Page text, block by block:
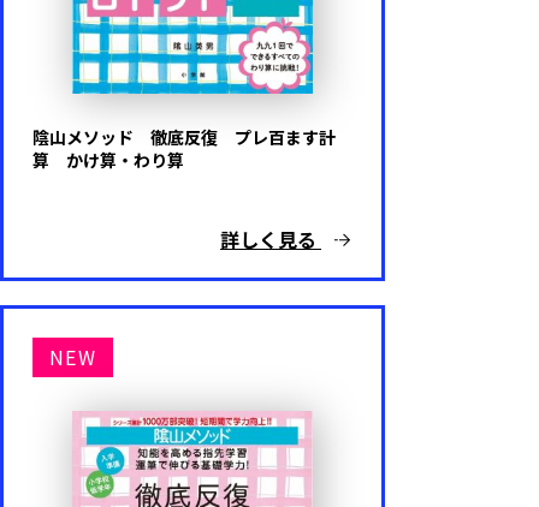
陰山メソッド 徹底反復 プレ百ます計
算 かけ算・わり算
詳しく見る
NEW